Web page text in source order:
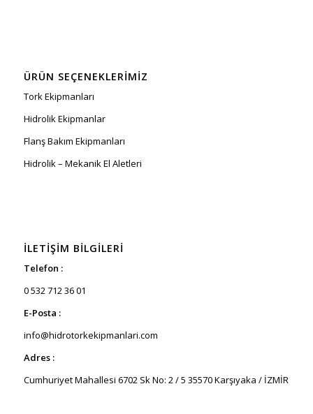
ÜRÜN SEÇENEKLERIMIZ
Tork Ekipmanları
Hidrolik Ekipmanlar
Flanş Bakım Ekipmanları
Hidrolik – Mekanik El Aletleri
İLETIŞIM BILGILERI
Telefon :
0 532 712 36 01
E-Posta :
info@hidrotorkekipmanlari.com
Adres :
Cumhuriyet Mahallesi 6702 Sk No: 2 / 5 35570 Karşıyaka / İZMİR